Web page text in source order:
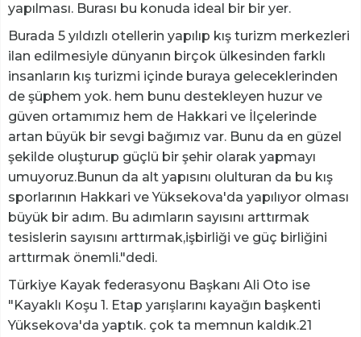
yapılması. Burası bu konuda ideal bir bir yer.
Burada 5 yıldızlı otellerin yapılıp kış turizm merkezleri
ilan edilmesiyle dünyanın birçok ülkesinden farklı
insanların kış turizmi içinde buraya geleceklerinden
de şüphem yok. hem bunu destekleyen huzur ve
güven ortamımız hem de Hakkari ve İlçelerinde
artan büyük bir sevgi bağımız var. Bunu da en güzel
şekilde oluşturup güçlü bir şehir olarak yapmayı
umuyoruz.Bunun da alt yapısını olulturan da bu kış
sporlarının Hakkari ve Yüksekova'da yapılıyor olması
büyük bir adım. Bu adımların sayısını arttırmak
tesislerin sayısını arttırmak,işbirliği ve güç birliğini
arttırmak önemli."dedi.
Türkiye Kayak federasyonu Başkanı Ali Oto ise
"Kayaklı Koşu 1. Etap yarışlarını kayağın başkenti
Yüksekova'da yaptık. çok ta memnun kaldık.21